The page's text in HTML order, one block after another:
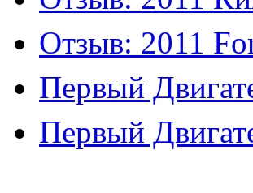
Отзыв: 2011
Первый
Первый